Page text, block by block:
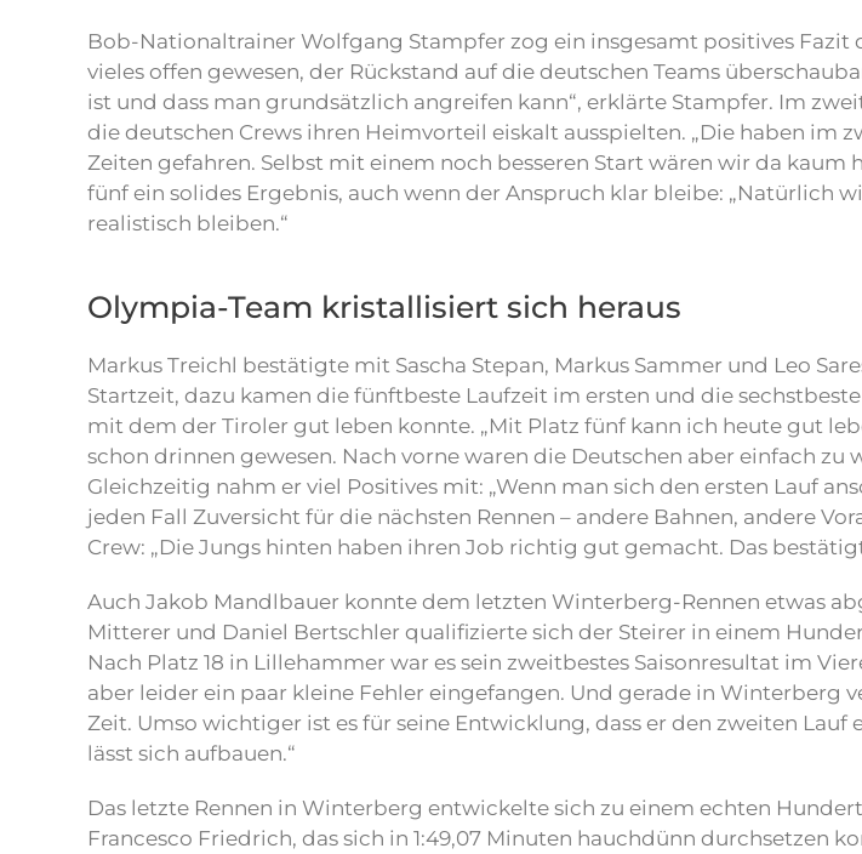
Bob-Nationaltrainer Wolfgang Stampfer zog ein insgesamt positives Fazit
vieles offen gewesen, der Rückstand auf die deutschen Teams
ist und dass man grundsätzlich angreifen kann“, erklärte Stampfer. Im
die deutschen Crews ihren Heimvorteil eiskalt ausspielten. „Die haben
Zeiten gefahren. Selbst mit einem noch besseren Start wären wir da
fünf ein solides Ergebnis, auch wenn der Anspruch klar bleibe: „Natürlich
realistisch bleiben.“
Olympia-Team kristallisiert sich heraus
Markus Treichl bestätigte mit Sascha Stepan, Markus Sammer und Leo
Startzeit, dazu kamen die fünftbeste Laufzeit im ersten und die
mit dem der Tiroler gut leben konnte. „Mit Platz fünf kann ich heute gut
schon drinnen gewesen. Nach vorne waren die Deutschen aber einfach
Gleichzeitig nahm er viel Positives mit: „Wenn man sich den ersten Lauf
jeden Fall Zuversicht für die nächsten Rennen – andere Bahnen, andere
Crew: „Die Jungs hinten haben ihren Job richtig gut gemacht. Das
Auch Jakob Mandlbauer konnte dem letzten Winterberg-Rennen etwas
Mitterer und Daniel Bertschler qualifizierte sich der Steirer in einem
Nach Platz 18 in Lillehammer war es sein zweitbestes Saisonresultat im
aber leider ein paar kleine Fehler eingefangen. Und gerade in Winterberg
Zeit. Umso wichtiger ist es für seine Entwicklung, dass er den zweiten
lässt sich aufbauen.“
Das letzte Rennen in Winterberg entwickelte sich zu einem echten
Francesco Friedrich, das sich in 1:49,07 Minuten hauchdünn durchsetzen